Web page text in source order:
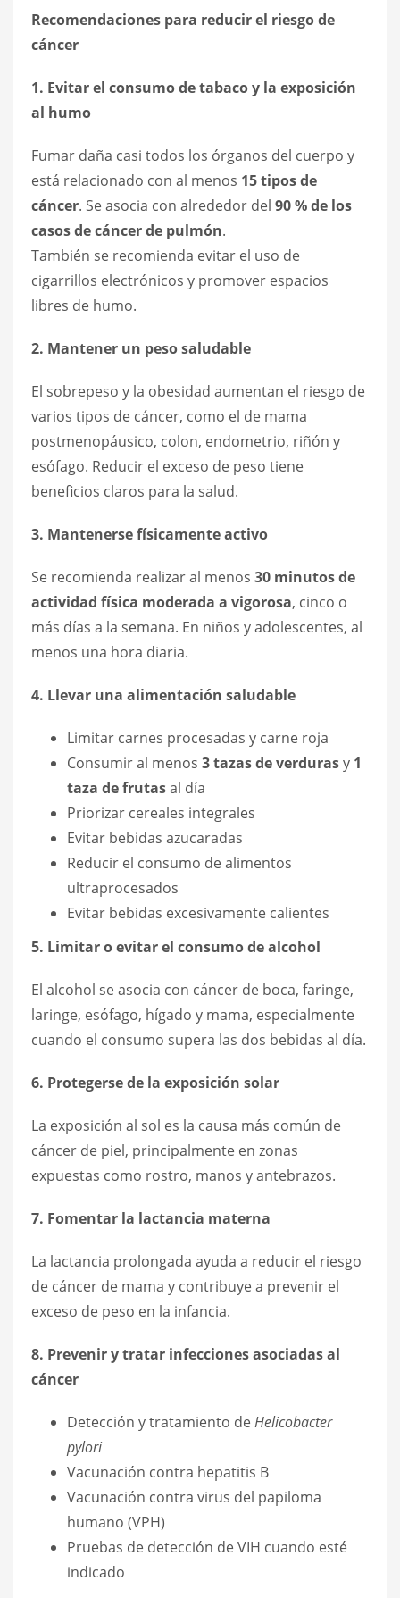
Recomendaciones para reducir el riesgo de
cáncer
1. Evitar el consumo de tabaco y la exposición
al humo
Fumar daña casi todos los órganos del cuerpo y
está relacionado con al menos 15 tipos de
cáncer. Se asocia con alrededor del 90 % de los
casos de cáncer de pulmón.
También se recomienda evitar el uso de
cigarrillos electrónicos y promover espacios
libres de humo.
2. Mantener un peso saludable
El sobrepeso y la obesidad aumentan el riesgo de
varios tipos de cáncer, como el de mama
postmenopáusico, colon, endometrio, riñón y
esófago. Reducir el exceso de peso tiene
beneficios claros para la salud.
3. Mantenerse físicamente activo
Se recomienda realizar al menos 30 minutos de
actividad física moderada a vigorosa, cinco o
más días a la semana. En niños y adolescentes, al
menos una hora diaria.
4. Llevar una alimentación saludable
Limitar carnes procesadas y carne roja
Consumir al menos 3 tazas de verdurasy 1
taza de frutasal día
Priorizar cereales integrales
Evitar bebidas azucaradas
Reducir el consumo de alimentos
ultraprocesados
Evitar bebidas excesivamente calientes
5. Limitar o evitar el consumo de alcohol
El alcohol se asocia con cáncer de boca, faringe,
laringe, esófago, hígado y mama, especialmente
cuando el consumo supera las dos bebidas al día.
6. Protegerse de la exposición solar
La exposición al sol es la causa más común de
cáncer de piel, principalmente en zonas
expuestas como rostro, manos y antebrazos.
7. Fomentar la lactancia materna
La lactancia prolongada ayuda a reducir el riesgo
de cáncer de mama y contribuye a prevenir el
exceso de peso en la infancia.
8. Prevenir y tratar infecciones asociadas al
cáncer
Detección y tratamiento deHelicobacter
pylori
Vacunación contra hepatitis B
Vacunación contra virus del papiloma
humano (VPH)
Pruebas de detección de VIH cuando esté
indicado